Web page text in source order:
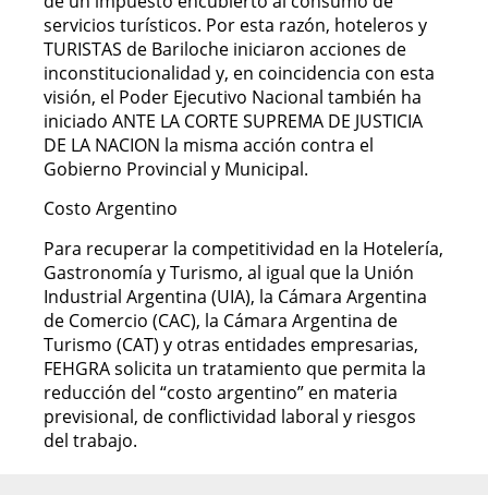
servicios turísticos. Por esta razón, hoteleros y
TURISTAS de Bariloche iniciaron acciones de
inconstitucionalidad y, en coincidencia con esta
visión, el Poder Ejecutivo Nacional también ha
iniciado ANTE LA CORTE SUPREMA DE JUSTICIA
DE LA NACION la misma acción contra el
Gobierno Provincial y Municipal.
Costo Argentino
Para recuperar la competitividad en la Hotelería,
Gastronomía y Turismo, al igual que la Unión
Industrial Argentina (UIA), la Cámara Argentina
de Comercio (CAC), la Cámara Argentina de
Turismo (CAT) y otras entidades empresarias,
FEHGRA solicita un tratamiento que permita la
reducción del “costo argentino” en materia
previsional, de conflictividad laboral y riesgos
del trabajo.